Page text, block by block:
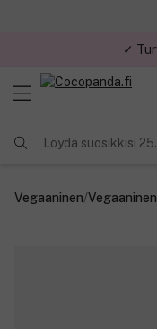
✓
✓
Löydä suosikkisi
Vegaaninen/